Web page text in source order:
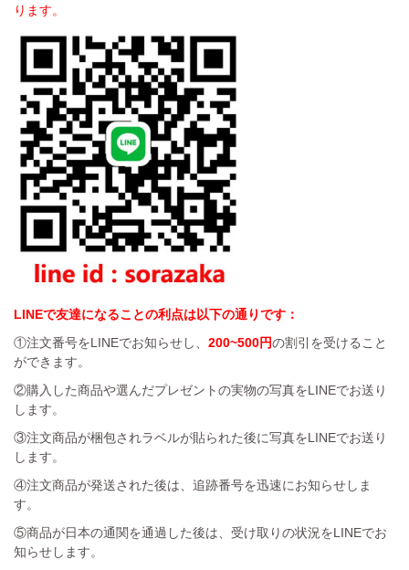
ります。
LINEで友達になることの利点は以下の通りです：
①注文番号をLINEでお知らせし、 200~500円の割引を受けること
ができます。
②購入した商品や選んだプレゼントの実物の写真をLINEでお送り
します。
③注文商品が梱包されラベルが貼られた後に写真をLINEでお送り
します。
④注文商品が発送された後は、追跡番号を迅速にお知らせしま
す。
⑤商品が日本の通関を通過した後は、受け取りの状況をLINEでお
知らせします。